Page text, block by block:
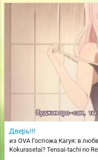
Дверь!!!
из OVA Госпожа Кагуя: в
Kokurasetai? Tensai-tachi no